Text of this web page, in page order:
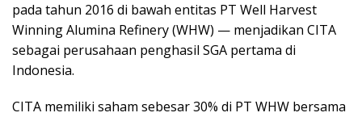
pada tahun 2016 di bawah entitas PT Well Harvest
Winning Alumina Refinery (WHW) — menjadikan CITA
sebagai perusahaan penghasil SGA pertama di
Indonesia.
CITA memiliki saham sebesar 30% di PT WHW bersama